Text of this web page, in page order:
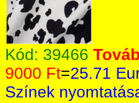
Kód: 39466
9000 Ft=25.71
Színek